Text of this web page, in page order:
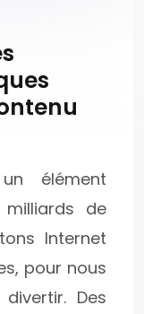
élément
de
Internet
pour nous
Des